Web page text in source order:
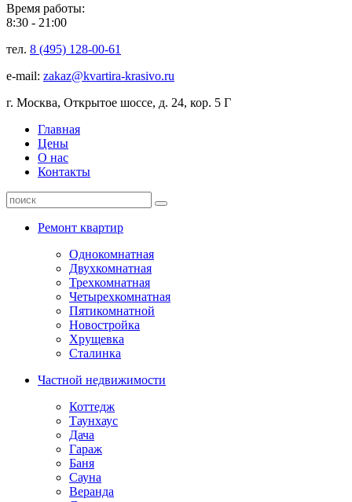
Время работы:
8:30 - 21:00
тел. 8 (495) 128-00-61
e-mail: zakaz@kvartira-krasivo.ru
г. Москва, Открытое шоссе, д. 24, кор. 5 Г
Главная
Цены
О нас
Контакты
Ремонт квартир
Однокомнатная
Двухкомнатная
Трехкомнатная
Четырехкомнатная
Пятикомнатной
Новостройка
Хрущевка
Сталинка
Частной недвижимости
Коттедж
Таунхаус
Дача
Гараж
Баня
Сауна
Веранда